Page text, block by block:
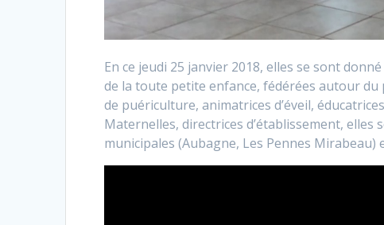
En ce jeudi 25 janvier 2018, elles se sont
de la toute petite enfance, fédérées autour du
de puériculture, animatrices d’éveil,
Maternelles, directrices d’établissement,
municipales (Aubagne, Les Pennes Mirabeau)